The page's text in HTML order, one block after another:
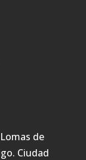
de
Ciudad